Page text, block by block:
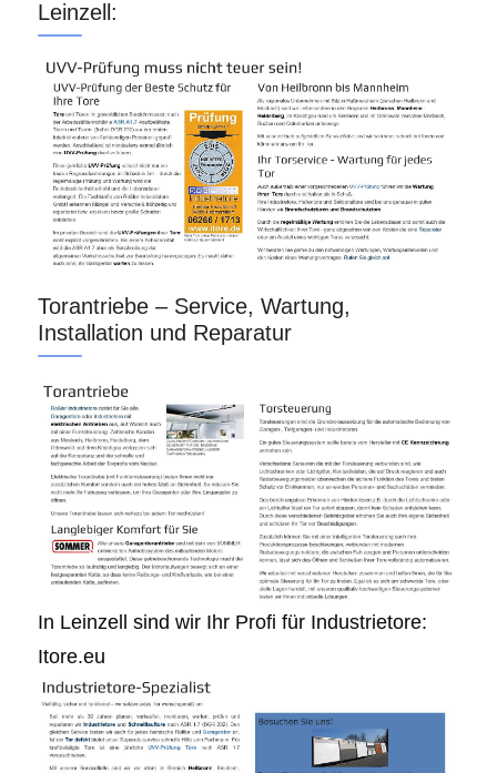
Leinzell:
Torantriebe – Service, Wartung,
Installation und Reparatur
In Leinzell sind wir Ihr Profi für Industrietore:
Itore.eu